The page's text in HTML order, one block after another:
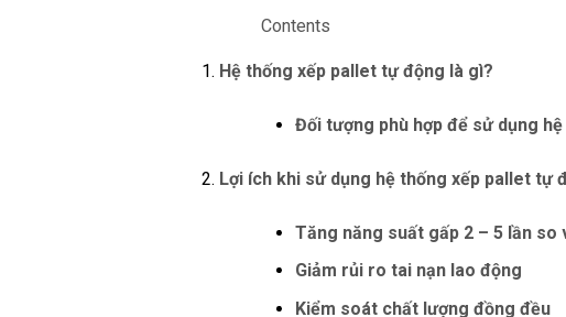
Contents
Hệ thống xếp pallet tự động là gì?
Đối tượng phù hợp để sử dụng
Lợi ích khi sử dụng hệ thống xếp pallet tự
Tăng năng suất gấp 2 – 5 lần so
Giảm rủi ro tai nạn lao động
Kiểm soát chất lượng đồng đều